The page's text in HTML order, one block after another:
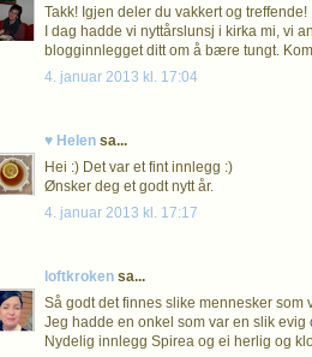
Takk! Igjen deler du vakkert og treffende!
I dag hadde vi nyttårslunsj i kirka mi, vi
blogginnlegget ditt om å bære tungt.
4. januar 2013 kl. 17:04
♥ Helen sa...
Hei :) Det var et fint innlegg :)
Ønsker deg et godt nytt år.
4. januar 2013 kl. 17:17
loftkroken sa...
Så godt det finnes slike mennesker som
Jeg hadde en onkel som var en slik
Nydelig innlegg Spirea og ei herlig og